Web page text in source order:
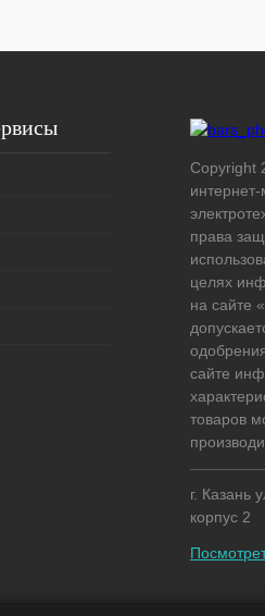
Copyright
интернет-
права
целях
на сайте
сайте
товаров
г. Казань
корпус 2